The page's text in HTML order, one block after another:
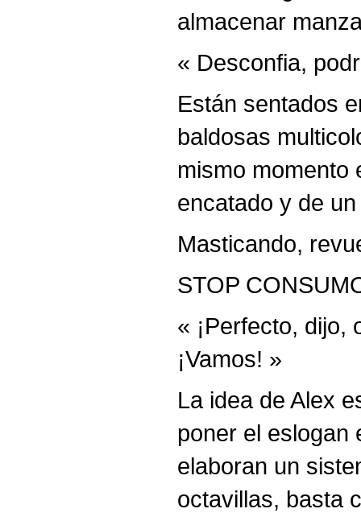
almacenar
« Desconfia,
Están sentados
baldosas
mismo momento
encatado y de
Masticando,
STOP
« ¡Perfecto, dijo,
¡Vamos! »
La idea de Alex
poner el eslogan
elaboran un
octavillas, basta